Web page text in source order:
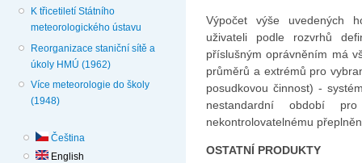
K třicetiletí Státního
meteorologického ústavu
Reorganizace staniční sítě a
úkoly HMÚ (1962)
Více meteorologie do školy
(1948)
Čeština
English
Výpočet výše uvedených
uživateli podle rozvrhů
příslušným oprávněním má
průměrů a extrémů pro
posudkovou činnost) -
nestandardní období
nekontrolovatelnému
OSTATNÍ PRODUKTY